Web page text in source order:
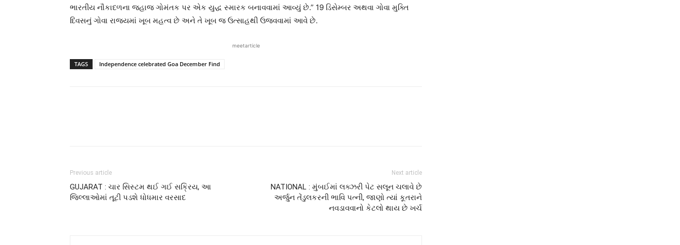
ભારતીય નૌકાદળના જહાજ ગોમંતક પર એક યુદ્ધ સ્મારક બનાવવામાં આવ્યું છે.” 19 ડિસેમ્બર અથવા ગોવા મુક્તિ
દિવસનું ગોવા રાજ્યમાં ખૂબ મહત્વ છે અને તે ખૂબ જ ઉત્સાહથી ઉજવવામાં આવે છે.
meetarticle
TAGS Independence celebrated Goa December Find
Previous article
GUJARAT : ચાર સિસ્ટમ થઈ ગઈ સક્રિય, આ
જિલ્લાઓમાં તૂટી પડશે ધોધમાર વરસાદ
Next article
NATIONAL : મુંબઈમાં લક્ઝરી પેટ સલૂન ચલાવે છે
અર્જુન તેંડુલકરની ભાવિ પત્ની, જાણો ત્યાં કૂતરાને
નવડાવવાનો કેટલો થાય છે ખર્ચ